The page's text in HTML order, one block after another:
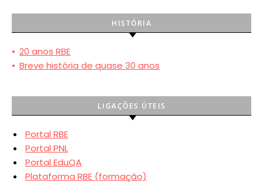
HISTÓRIA
• 20 anos RBE
• Breve história de quase 30 anos
LIGAÇÕES ÚTEIS
Portal RBE
Portal PNL
Portal EduQA
Plataforma RBE (formação)